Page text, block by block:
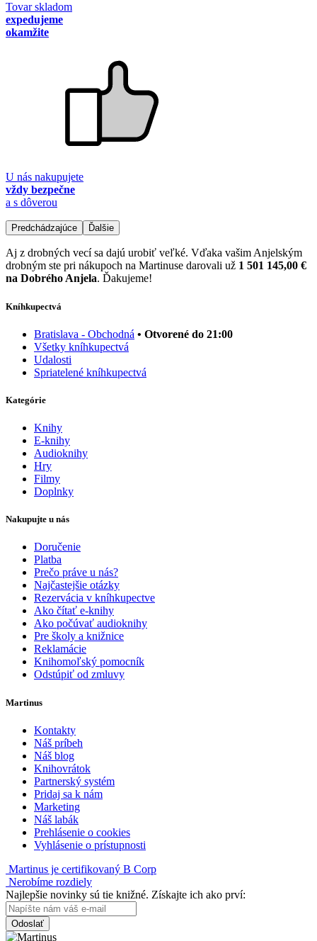
Tovar skladom
expedujeme
okamžite
U nás nakupujete
vždy bezpečne
a s dôverou
Predchádzajúce Ďalšie
Aj z drobných vecí sa dajú urobiť veľké. Vďaka vašim Anjelským
drobným ste pri nákupoch na Martinuse darovali už 1 501 145,00 €
na Dobrého Anjela. Ďakujeme!
Kníhkupectvá
Bratislava - Obchodná • Otvorené do 21:00
Všetky kníhkupectvá
Udalosti
Spriatelené kníhkupectvá
Kategórie
Knihy
E-knihy
Audioknihy
Hry
Filmy
Doplnky
Nakupujte u nás
Doručenie
Platba
Prečo práve u nás?
Najčastejšie otázky
Rezervácia v kníhkupectve
Ako čítať e-knihy
Ako počúvať audioknihy
Pre školy a knižnice
Reklamácie
Knihomoľský pomocník
Odstúpiť od zmluvy
Martinus
Kontakty
Náš príbeh
Náš blog
Knihovrátok
Partnerský systém
Pridaj sa k nám
Marketing
Náš labák
Prehlásenie o cookies
Vyhlásenie o prístupnosti
Martinus je certifikovaný B Corp
Nerobíme rozdiely
Najlepšie novinky sú tie knižné. Získajte ich ako prví:
Odoslať